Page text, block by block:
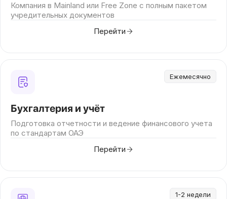
Компания в Mainland или Free Zone с полным пакетом
учредительных документов
Перейти
Ежемесячно
Бухгалтерия и учёт
Подготовка отчетности и ведение финансового учета
по стандартам ОАЭ
Перейти
1-2 недели